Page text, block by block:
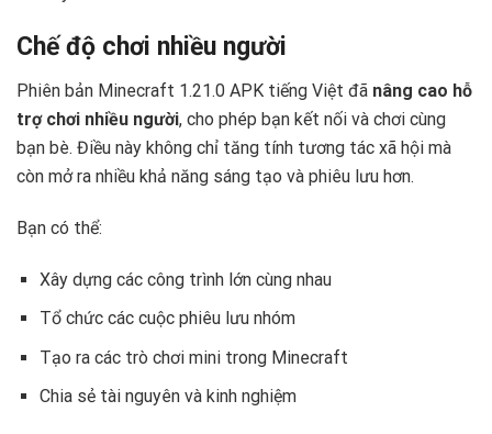
Chế độ chơi nhiều người
Phiên bản Minecraft 1.21.0 APK tiếng Việt đã nâng cao hỗ
trợ chơi nhiều người, cho phép bạn kết nối và chơi cùng
bạn bè. Điều này không chỉ tăng tính tương tác xã hội mà
còn mở ra nhiều khả năng sáng tạo và phiêu lưu hơn.
Bạn có thể:
Xây dựng các công trình lớn cùng nhau
Tổ chức các cuộc phiêu lưu nhóm
Tạo ra các trò chơi mini trong Minecraft
Chia sẻ tài nguyên và kinh nghiệm